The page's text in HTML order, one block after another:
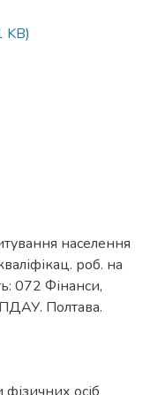
населення
роб. на
072 Фінанси,
ПДАУ. Полтава.